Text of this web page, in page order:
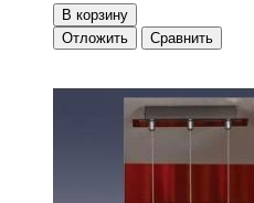
В корзину
Отложить
Сравнить